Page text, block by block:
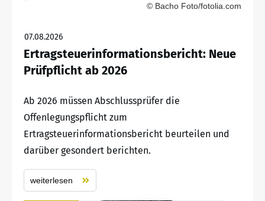
© Bacho Foto/fotolia.com
07.08.2026
Ertragsteuerinformationsbericht: Neue
Prüfpflicht ab 2026
Ab 2026 müssen Abschlussprüfer die
Offenlegungspflicht zum
Ertragsteuerinformationsbericht beurteilen und
darüber gesondert berichten.
weiterlesen